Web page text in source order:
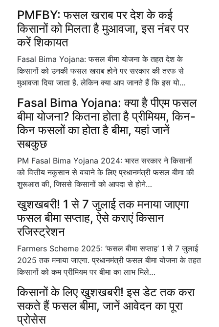
PMFBY: फसल खराब पर देश के कई
किसानों को मिलता है मुआवजा, इस नंबर पर
करें शिकायत
Fasal Bima Yojana: फसल बीमा योजना के तहत देश के
किसानों को उनकी फसल खराब होने पर सरकार की तरफ से
मुआवजा दिया जाता है. लेकिन क्या आप जानते हैं कि इस यो…
Fasal Bima Yojana: क्या है पीएम फसल
बीमा योजना? कितना होता है प्रीमियम, किन-
किन फसलों का होता है बीमा, यहां जानें
सबकुछ
PM Fasal Bima Yojana 2024: भारत सरकार ने किसानों
को वित्तीय नकुसान से बचाने के लिए प्रधानमंत्री फसल बीमा की
शुरूआत की, जिससे किसानों को आपदा से होने…
खुशखबरी! 1 से 7 जुलाई तक मनाया जाएगा
फसल बीमा सप्ताह, ऐसे कराएं किसान
रजिस्ट्रेशन
Farmers Scheme 2025: ‘फसल बीमा सप्ताह’ 1 से 7 जुलाई
2025 तक मनाया जाएगा. प्रधानमंत्री फसल बीमा योजना के तहत
किसानों को कम प्रीमियम पर बीमा का लाभ मिले…
किसानों के लिए खुशखबरी! इस डेट तक करा
सकते हैं फसल बीमा, जानें आवेदन का पूरा
प्रोसेस